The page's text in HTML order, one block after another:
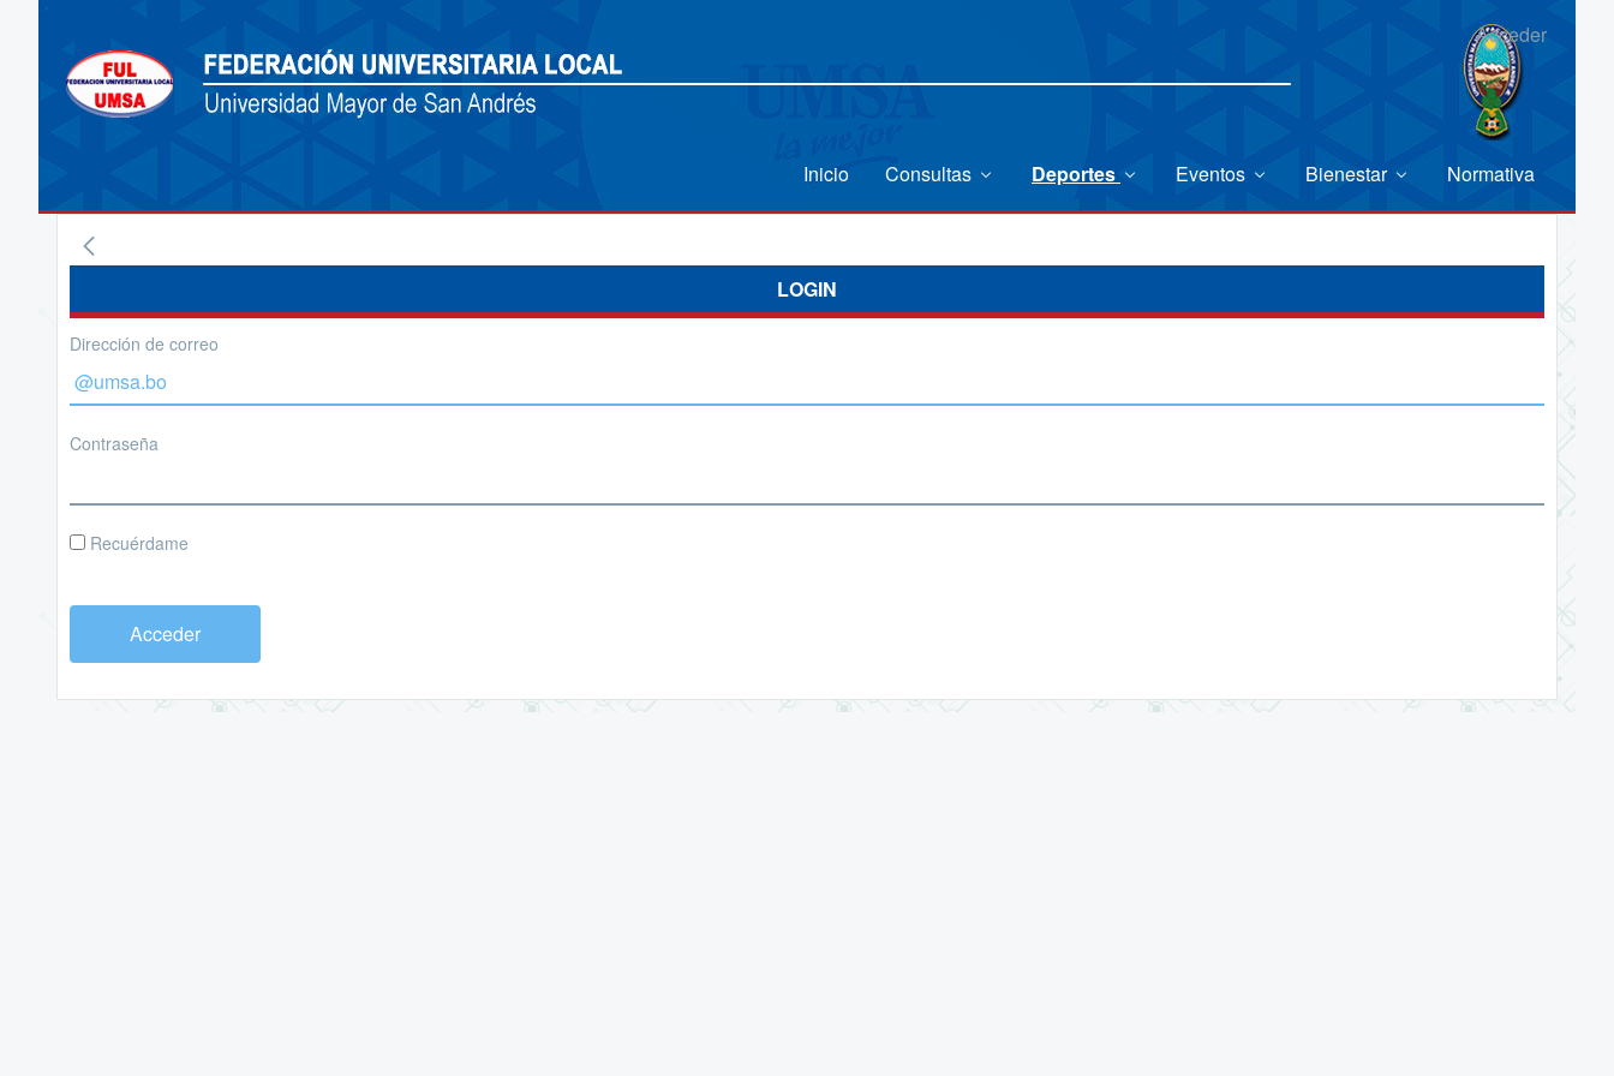
Acceder
Inicio Consultas Deportes Eventos Bienestar Normativa
LOGIN
Dirección de correo
Contraseña
Recuérdame
Acceder